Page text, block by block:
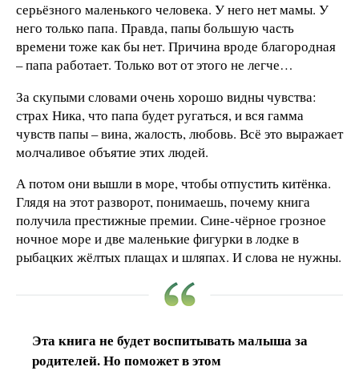
серьёзного маленького человека. У него нет мамы. У
него только папа. Правда, папы большую часть
времени тоже как бы нет. Причина вроде благородная
– папа работает. Только вот от этого не легче…
За скупыми словами очень хорошо видны чувства:
страх Ника, что папа будет ругаться, и вся гамма
чувств папы – вина, жалость, любовь. Всё это выражает
молчаливое объятие этих людей.
А потом они вышли в море, чтобы отпустить китёнка.
Глядя на этот разворот, понимаешь, почему книга
получила престижные премии. Сине-чёрное грозное
ночное море и две маленькие фигурки в лодке в
рыбацких жёлтых плащах и шляпах. И слова не нужны.
Эта книга не будет воспитывать малыша за
родителей. Но поможет в этом